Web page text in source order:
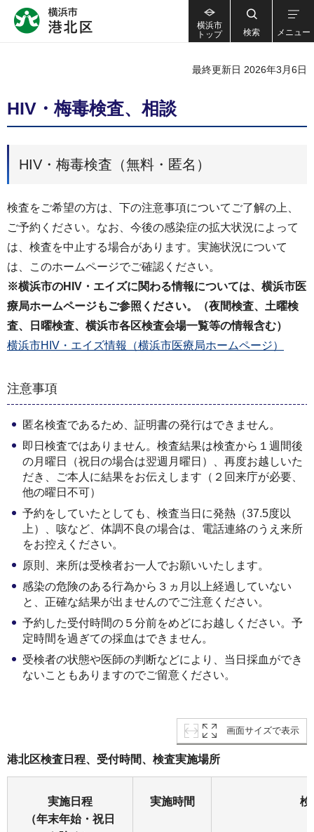
横浜市
トップ
検索 メニュー
最終更新日 2026年3月6日
HIV・梅毒検査、相談
HIV・梅毒検査（無料・匿名）
検査をご希望の方は、下の注意事項についてご了解の上、
ご予約ください。なお、今後の感染症の拡大状況によって
は、検査を中止する場合があります。実施状況について
は、このホームページでご確認ください。
※横浜市のHIV・エイズに関わる情報については、横浜市医
療局ホームページもご参照ください。
（夜間検査、土曜検
査、日曜検査、横浜市各区検査会場一覧等の情報含む）
横浜市HIV・エイズ情報（横浜市医療局ホームページ）
注意事項
匿名検査であるため、証明書の発行はできません。
即日検査ではありません。検査結果は検査から１週間後
の月曜日（祝日の場合は翌週月曜日）、再度お越しいた
だき、ご本人に結果をお伝えします（２回来庁が必要、
他の曜日不可）
予約をしていたとしても、検査当日に発熱（37.5度以
上）、咳など、体調不良の場合は、電話連絡のうえ来所
をお控えください。
原則、来所は受検者お一人でお願いいたします。
感染の危険のある行為から３ヵ月以上経過していない
と、正確な結果が出ませんのでご注意ください。
予約した受付時間の５分前をめどにお越しください。予
定時間を過ぎての採血はできません。
受検者の状態や医師の判断などにより、当日採血ができ
ないこともありますのでご留意ください。
画面サイズで表示
港北区検査日程、受付時間、検査実施場所
実施日程
（年末年始・祝日
実施時間 検